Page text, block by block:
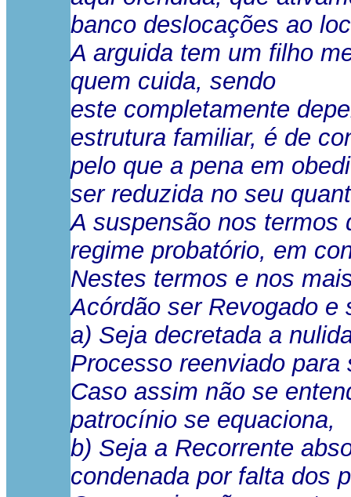
banco deslocações ao
A arguida tem um filho
quem cuida, sendo
este completamente
estrutura familiar, é de
pelo que a pena em
ser reduzida no seu
A suspensão nos termos
regime probatório, em
Nestes termos e nos
Acórdão ser Revogado
a) Seja decretada a
Processo reenviado
Caso assim não se
patrocínio se equaciona,
b) Seja a Recorrente
condenada por falta dos